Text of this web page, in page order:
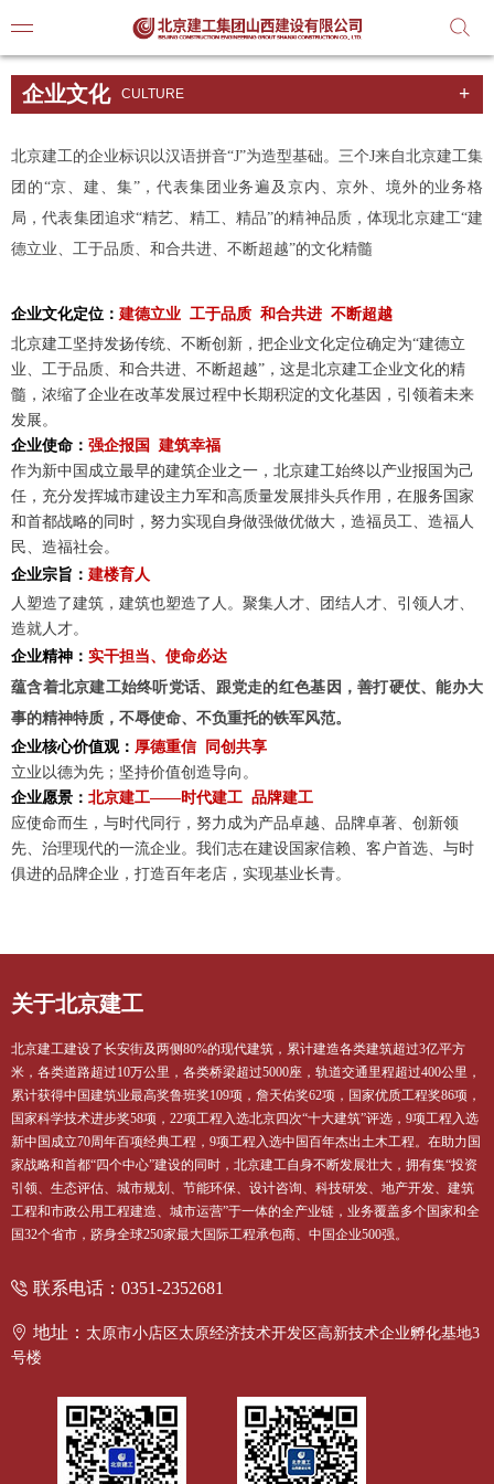
公司简
领导班
联系我
公司动
集团新
山西区
人才理
职位空
文化理
企业文化 CULTURE
文化理念
工会活动
北京建工的企业标识以汉语拼音“J”为造型基础。三个J来自北京建工集
团的“京、建、集”，代表集团业务遍及京内、京外、境外的业务格
局，代表集团追求“精艺、精工、精品”的精神品质，体现北京建工“建
德立业、工于品质、和合共进、不断超越”的文化精髓
企业文化定位： 建德立业 工于品质 和合共进 不断超越
北京建工坚持发扬传统、不断创新，把企业文化定位确定为“建德立
业、工于品质、和合共进、不断超越”，这是北京建工企业文化的精
髓，浓缩了企业在改革发展过程中长期积淀的文化基因，引领着未来
发展。
企业使命： 强企报国 建筑幸福
作为新中国成立最早的建筑企业之一，北京建工始终以产业报国为己
任，充分发挥城市建设主力军和高质量发展排头兵作用，在服务国家
和首都战略的同时，努力实现自身做强做优做大，造福员工、造福人
民、造福社会。
企业宗旨： 建楼育人
人塑造了建筑，建筑也塑造了人。聚集人才、团结人才、引领人才、
造就人才。
企业精神： 实干担当、使命必达
蕴含着北京建工始终听党话、跟党走的红色基因，善打硬仗、能办大
事的精神特质，不辱使命、不负重托的铁军风范。
企业核心价值观： 厚德重信 同创共享
立业以德为先；坚持价值创造导向。
企业愿景： 北京建工——时代建工 品牌建工
应使命而生，与时代同行，努力成为产品卓越、品牌卓著、创新领
先、治理现代的一流企业。我们志在建设国家信赖、客户首选、与时
俱进的品牌企业，打造百年老店，实现基业长青。
关于北京建工
北京建工建设了长安街及两侧80%的现代建筑，累计建造各类建筑超过3亿平方
米，各类道路超过10万公里，各类桥梁超过5000座，轨道交通里程超过400公里，
累计获得中国建筑业最高奖鲁班奖109项，詹天佑奖62项，国家优质工程奖86项，
国家科学技术进步奖58项，22项工程入选北京四次“十大建筑”评选，9项工程入选
新中国成立70周年百项经典工程，9项工程入选中国百年杰出土木工程。在助力国
家战略和首都“四个中心”建设的同时，北京建工自身不断发展壮大，拥有集“投资
引领、生态评估、城市规划、节能环保、设计咨询、科技研发、地产开发、建筑
工程和市政公用工程建造、城市运营”于一体的全产业链，业务覆盖多个国家和全
国32个省市，跻身全球250家最大国际工程承包商、中国企业500强。
联系电话：0351-2352681
地址： 太原市小店区太原经济技术开发区高新技术企业孵化基地3
号楼